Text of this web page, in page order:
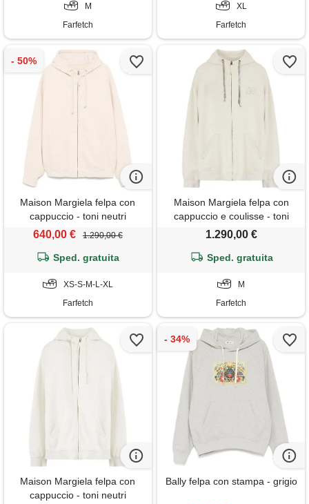
M
Farfetch
XL
Farfetch
Maison Margiela felpa con
cappuccio - toni neutri
640,00 € 1.290,00 €
Sped. gratuita
XS-S-M-L-XL
Farfetch
Maison Margiela felpa con
cappuccio e coulisse - toni
neutri
1.290,00 €
Sped. gratuita
M
Farfetch
Maison Margiela felpa con
cappuccio - toni neutri
Bally felpa con stampa - grigio